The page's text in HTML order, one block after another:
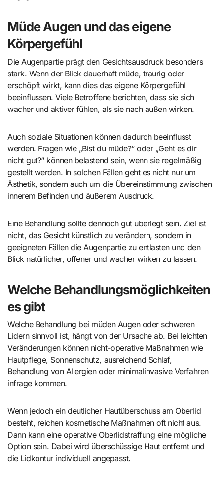
Müde Augen und das eigene
Körpergefühl
Die Augenpartie prägt den Gesichtsausdruck besonders
stark. Wenn der Blick dauerhaft müde, traurig oder
erschöpft wirkt, kann dies das eigene Körpergefühl
beeinflussen. Viele Betroffene berichten, dass sie sich
wacher und aktiver fühlen, als sie nach außen wirken.
Auch soziale Situationen können dadurch beeinflusst
werden. Fragen wie „Bist du müde?“ oder „Geht es dir
nicht gut?“ können belastend sein, wenn sie regelmäßig
gestellt werden. In solchen Fällen geht es nicht nur um
Ästhetik, sondern auch um die Übereinstimmung zwischen
innerem Befinden und äußerem Ausdruck.
Eine Behandlung sollte dennoch gut überlegt sein. Ziel ist
nicht, das Gesicht künstlich zu verändern, sondern in
geeigneten Fällen die Augenpartie zu entlasten und den
Blick natürlicher, offener und wacher wirken zu lassen.
Welche Behandlungsmöglichkeiten
es gibt
Welche Behandlung bei müden Augen oder schweren
Lidern sinnvoll ist, hängt von der Ursache ab. Bei leichten
Veränderungen können nicht-operative Maßnahmen wie
Hautpflege, Sonnenschutz, ausreichend Schlaf,
Behandlung von Allergien oder minimalinvasive Verfahren
infrage kommen.
Wenn jedoch ein deutlicher Hautüberschuss am Oberlid
besteht, reichen kosmetische Maßnahmen oft nicht aus.
Dann kann eine operative Oberlidstraffung eine mögliche
Option sein. Dabei wird überschüssige Haut entfernt und
die Lidkontur individuell angepasst.